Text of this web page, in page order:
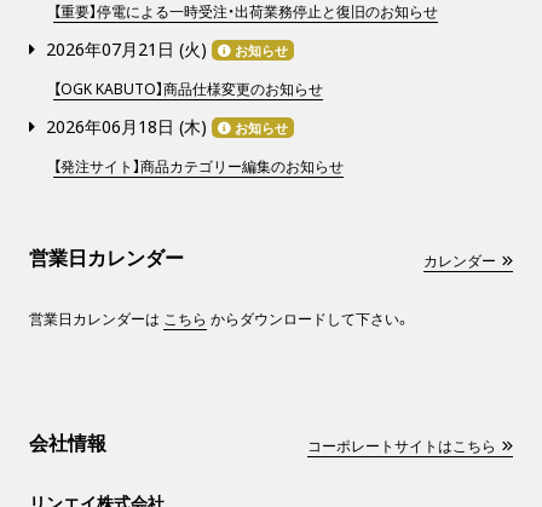
【重要】停電による一時受注・出荷業務停止と復旧のお知らせ
2026年07月21日 (火) お知らせ
【OGK KABUTO】商品仕様変更のお知らせ
2026年06月18日 (木) お知らせ
【発注サイト】商品カテゴリー編集のお知らせ
営業日カレンダー カレンダー
営業日カレンダーは こちら からダウンロードして下さい。
会社情報 コーポレートサイトはこちら